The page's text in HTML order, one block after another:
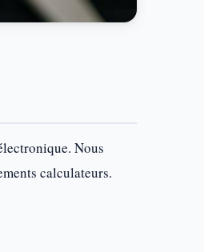
Nous
calculateurs.